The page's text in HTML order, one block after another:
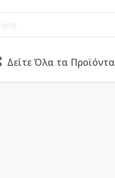
Δείτε Όλα τα Προϊόντα